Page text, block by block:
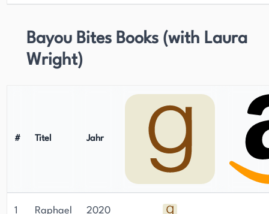
Bayou Bites Books (with Laura
Wright)
# Titel Jahr
1 Raphael 2020